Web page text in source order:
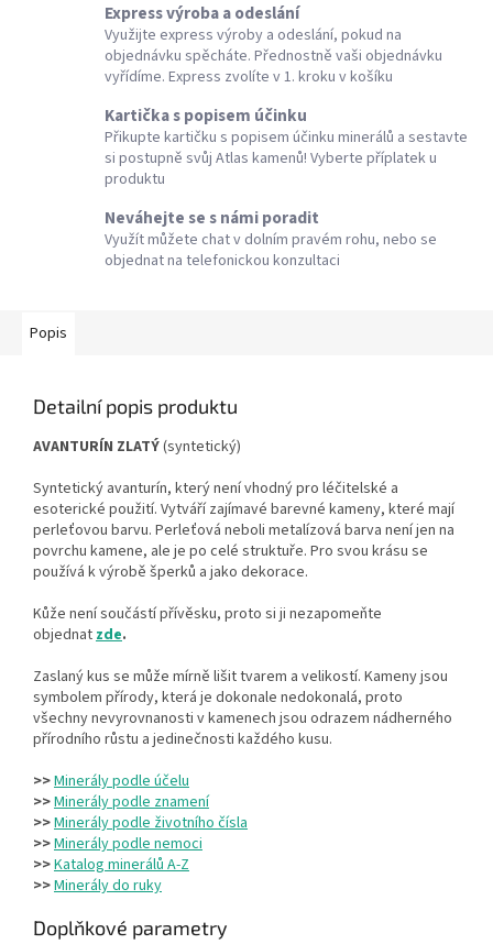
Express výroba a odeslání
Využijte express výroby a odeslání, pokud na
objednávku spěcháte. Přednostně vaši objednávku
vyřídíme. Express zvolíte v 1. kroku v košíku
Kartička s popisem účinku
Přikupte kartičku s popisem účinku minerálů a sestavte
si postupně svůj Atlas kamenů! Vyberte příplatek u
produktu
Neváhejte se s námi poradit
Využít můžete chat v dolním pravém rohu, nebo se
objednat na telefonickou konzultaci
Popis
Detailní popis produktu
AVANTURÍN ZLATÝ(syntetický)
Syntetický avanturín, který není vhodný pro léčitelské a
esoterické použití. Vytváří zajímavé barevné kameny, které mají
perleťovou barvu. Perleťová neboli metalízová barva není jen na
povrchu kamene, ale je po celé struktuře. Pro svou krásu se
používá k výrobě šperků a jako dekorace.
Kůže není součástí přívěsku, proto si ji nezapomeňte
objednatzde.
Zaslaný kus se může mírně lišit tvarem a velikostí. Kameny jsou
symbolem přírody, která je dokonale nedokonalá, proto
všechny nevyrovnanosti v kamenech jsou odrazem nádherného
přírodního růstu a jedinečnosti každého kusu.
>>Minerály podle účelu
>>Minerály podle znamení
>>Minerály podle životního čísla
>>Minerály podle nemoci
>>Katalog minerálů A-Z
>>Minerály do ruky
Doplňkové parametry